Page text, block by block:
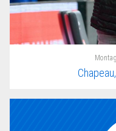
Montag